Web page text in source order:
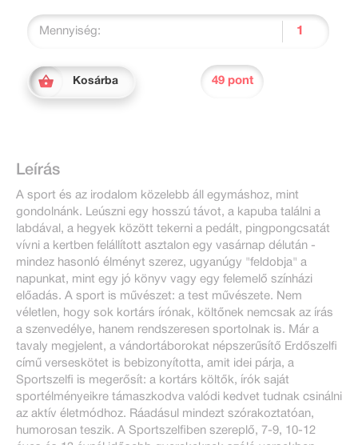
Mennyiség:
Kosárba 49 pont
Leírás
A sport és az irodalom közelebb áll egymáshoz, mint
gondolnánk. Leúszni egy hosszú távot, a kapuba találni a
labdával, a hegyek között tekerni a pedált, pingpongcsatát
vívni a kertben felállított asztalon egy vasárnap délután -
mindez hasonló élményt szerez, ugyanúgy "feldobja" a
napunkat, mint egy jó könyv vagy egy felemelő színházi
előadás. A sport is művészet: a test művészete. Nem
véletlen, hogy sok kortárs írónak, költőnek nemcsak az írás
a szenvedélye, hanem rendszeresen sportolnak is. Már a
tavaly megjelent, a vándortáborokat népszerűsítő Erdőszelfi
című verseskötet is bebizonyította, amit idei párja, a
Sportszelfi is megerősít: a kortárs költők, írók saját
sportélményeikre támaszkodva valódi kedvet tudnak csinálni
az aktív életmódhoz. Ráadásul mindezt szórakoztatóan,
humorosan teszik. A Sportszelfiben szereplő, 7-9, 10-12